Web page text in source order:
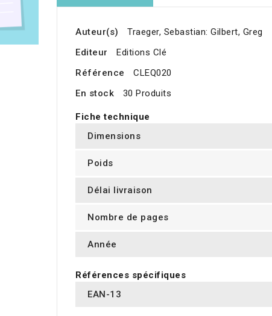
Auteur(s)
Traeger, Sebastian: Gilbert, Greg
Editeur
Editions Clé
Référence
CLEQ020
En stock
30 Produits
Fiche technique
Dimensions
Poids
Délai livraison
Nombre de pages
Année
Références spécifiques
EAN-13